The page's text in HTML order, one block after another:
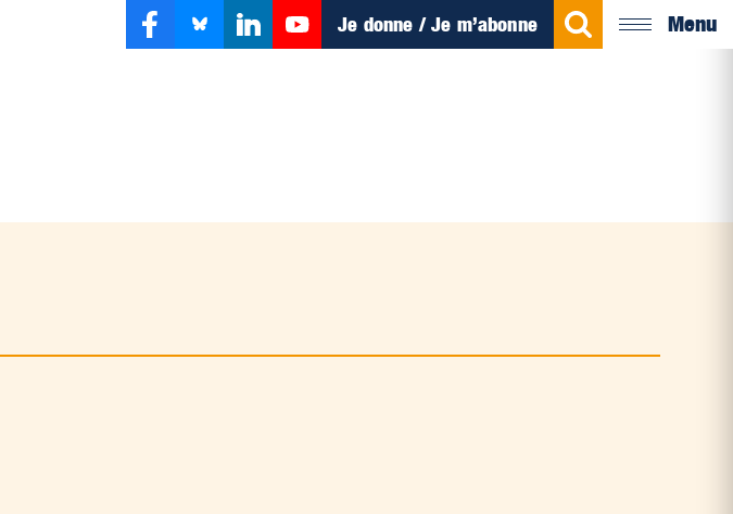
Je donne / Je m’abonne Menu